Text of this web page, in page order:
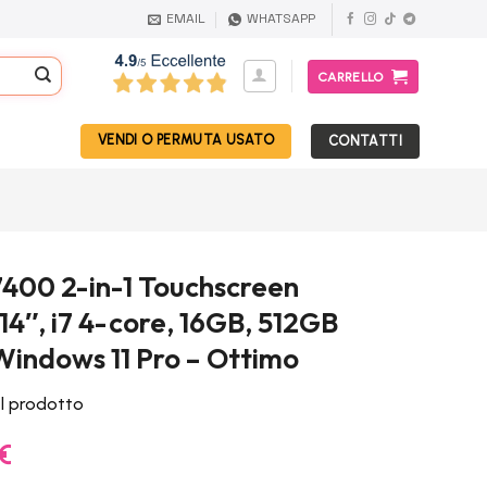
EMAIL WHATSAPP
CARRELLO
VENDI O PERMUTA USATO CONTATTI
2-in-1 Touchscreen
i7 4-core, 16GB, 512GB
11 Pro – Ottimo
prodotto
Il
prezzo